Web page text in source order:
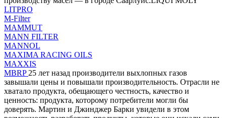
LITPRO
M-Filter
MAMMUT
MANN FILTER
MANNOL
MAXIMA RACING OILS
MAXXIS
MBRP 25 лет назад производители выхлопных газов
завышали цены и повышали производительность. Отрасли не
хватало продукта, обещающего честность, качество и
ценность: продукта, которому потребители могли бы
доверять. Мартин и Джинджер Барки увидели в этом